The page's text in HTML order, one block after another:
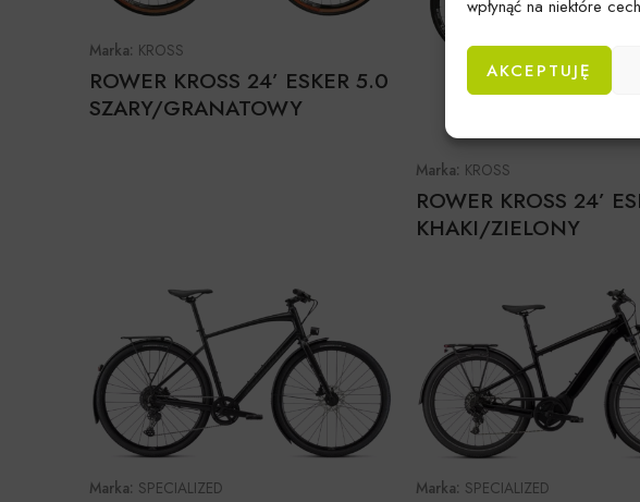
wpłynąć na niektóre
AKCEPTUJĘ
Marka: KROSS
ROWER KROSS 24’ ESKER 5.0
SZARY/GRANATOWY
Marka: KROSS
ROWER KROSS 24’
KHAKI/ZIELONY
Marka: SPECIALIZED Marka: SPECIALIZED